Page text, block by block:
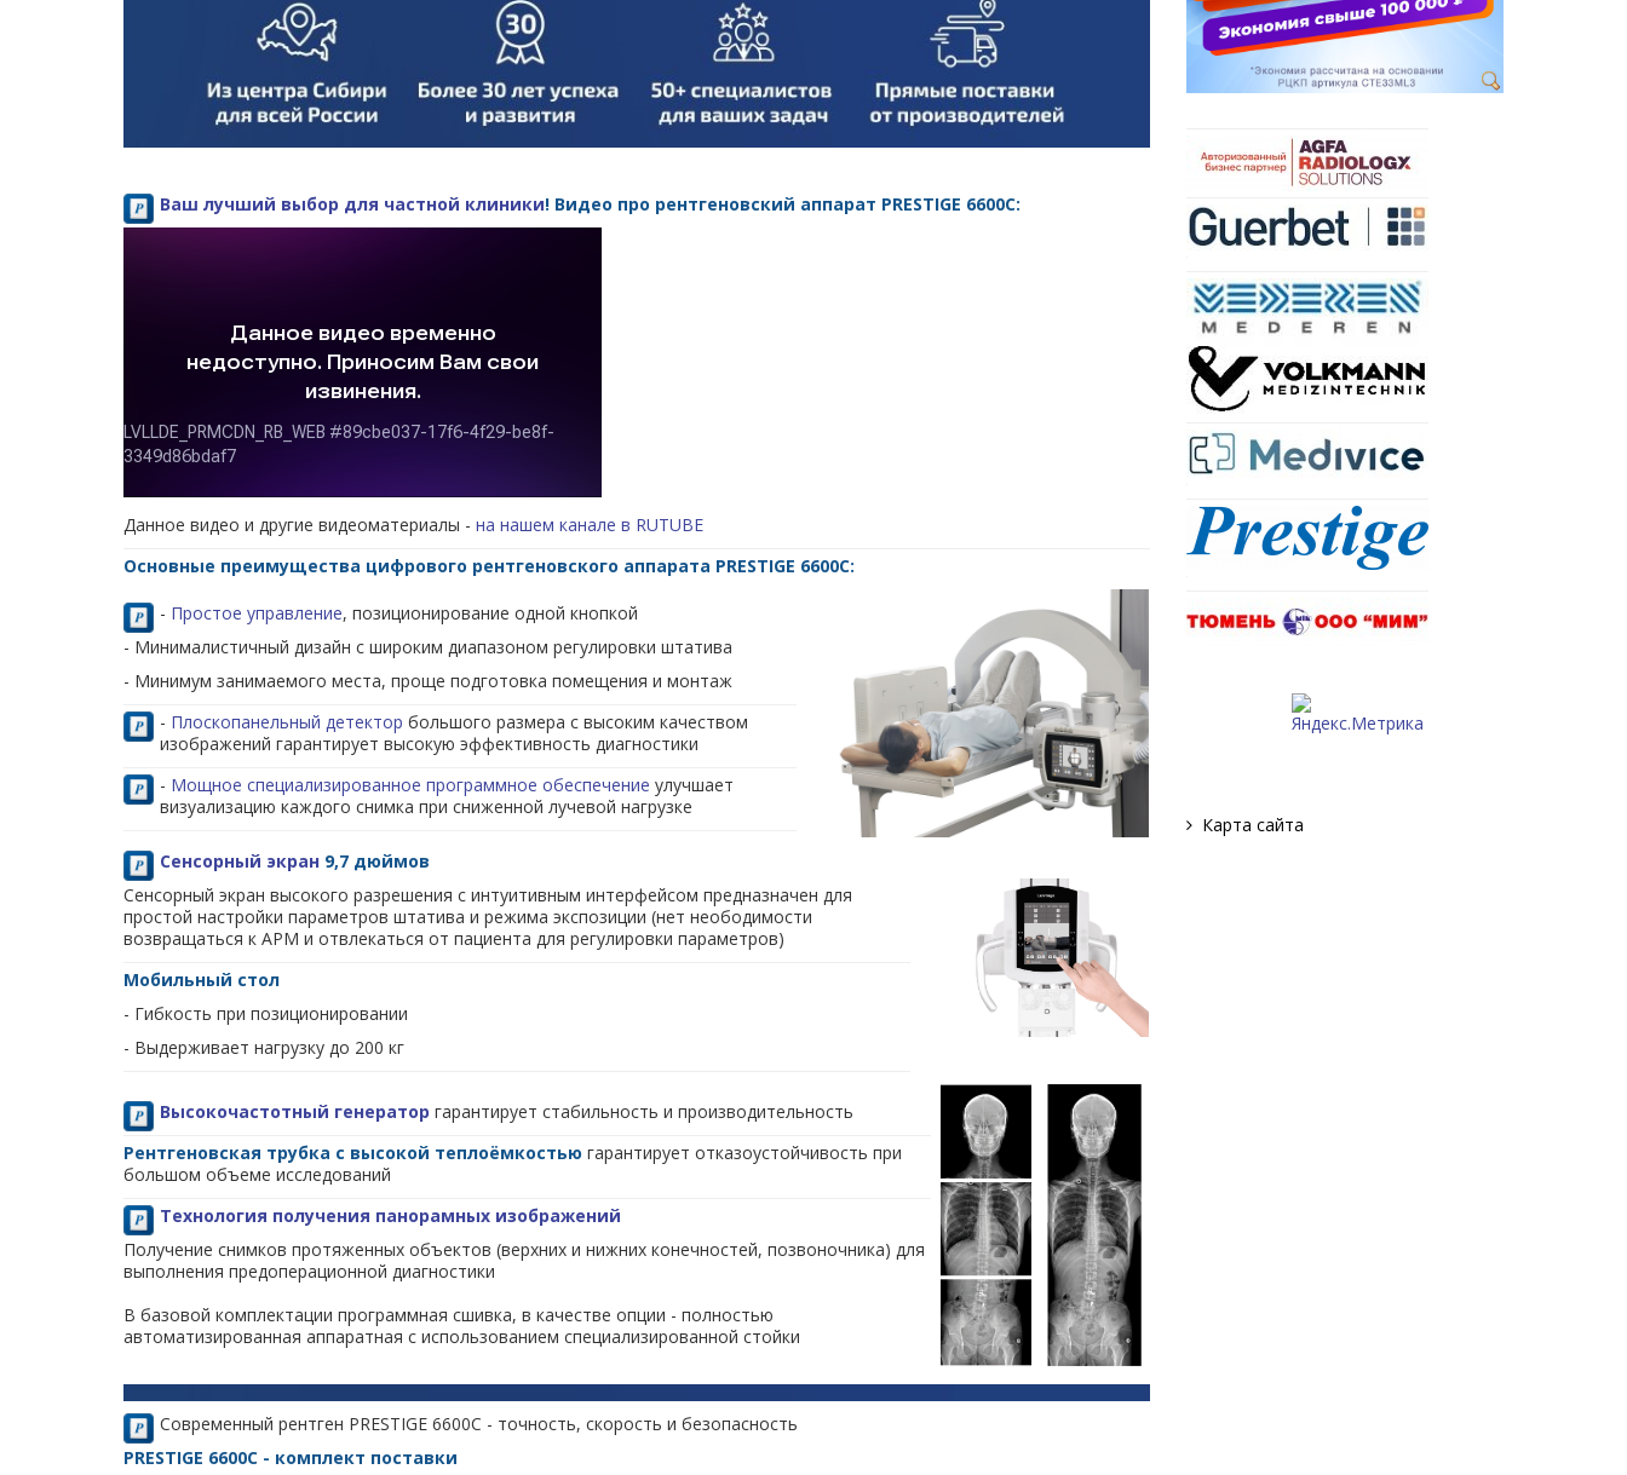
Ваш лучший выбор для частной клиники! Видео про рентгеновский аппарат PRESTIGE 6600C:
Данное видео и другие видеоматериалы - на нашем канале в RUTUBE
Основные преимущества цифрового рентгеновского аппарата PRESTIGE 6600C:
- Простое управление, позиционирование одной кнопкой
- Минималистичный дизайн с широким диапазоном регулировки штатива
- Минимум занимаемого места, проще подготовка помещения и монтаж
- Плоскопанельный детектор большого размера с высоким качеством
изображений гарантирует высокую эффективность диагностики
- Мощное специализированное программное обеспечение улучшает
визуализацию каждого снимка при сниженной лучевой нагрузке
Сенсорный экран 9,7 дюймов
Сенсорный экран высокого разрешения с интуитивным интерфейсом предназначен для
простой настройки параметров штатива и режима экспозиции (нет неободимости
возвращаться к АРМ и отвлекаться от пациента для регулировки параметров)
Мобильный стол
- Гибкость при позиционировании
- Выдерживает нагрузку до 200 кг
Высокочастотный генератор гарантирует стабильность и производительность
Рентгеновская трубка с высокой теплоёмкостью гарантирует отказоустойчивость при
большом объеме исследований
Технология получения панорамных изображений
Получение снимков протяженных объектов (верхних и нижних конечностей, позвоночника) для
выполнения предоперационной диагностики
В базовой комплектации программная сшивка, в качестве опции - полностью
автоматизированная аппаратная с использованием специализированной стойки
Современный рентген PRESTIGE 6600C - точность, скорость и безопасность
PRESTIGE 6600C - комплект поставки
Карта сайта